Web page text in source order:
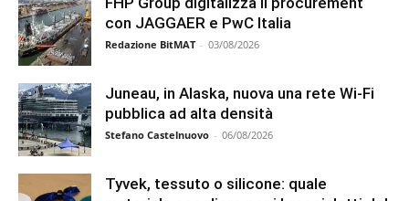
con JAGGAER e PwC Italia
Redazione BitMAT - 03/08/2026
Juneau, in Alaska, nuova una rete Wi-Fi
pubblica ad alta densità
Stefano Castelnuovo - 06/08/2026
Tyvek, tessuto o silicone: quale